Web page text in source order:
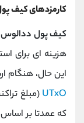
کارمزدهای کیف
کیف پول ددالوس
هزینه‌ ای برای
این حال، هنگام
UTxO (مبلغ
که عمدتا بر